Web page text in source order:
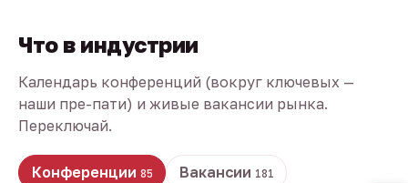
Что в индустрии
Календарь конференций (вокруг ключевых —
наши пре-пати) и живые вакансии рынка.
Переключай.
Конференции 85 Вакансии 181